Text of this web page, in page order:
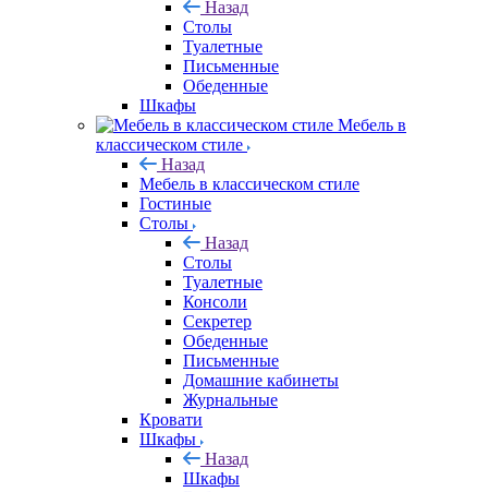
Назад
Столы
Туалетные
Письменные
Обеденные
Шкафы
Мебель в
классическом стиле
Назад
Мебель в классическом стиле
Гостиные
Столы
Назад
Столы
Туалетные
Консоли
Секретер
Обеденные
Письменные
Домашние кабинеты
Журнальные
Кровати
Шкафы
Назад
Шкафы